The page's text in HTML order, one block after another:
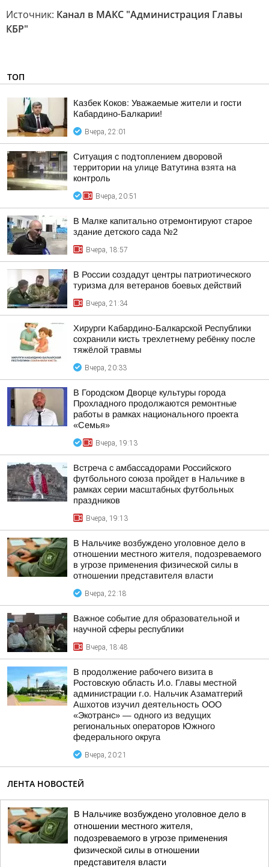
Источник: Канал в МАКС "Администрация Главы
КБР"
ТОП
Казбек Коков: Уважаемые жители и гости
Кабардино-Балкарии!
Вчера, 22:01
Ситуация с подтоплением дворовой
территории на улице Ватутина взята на
контроль
Вчера, 20:51
В Малке капитально отремонтируют старое
здание детского сада №2
Вчера, 18:57
В России создадут центры патриотического
туризма для ветеранов боевых действий
Вчера, 21:34
Хирурги Кабардино-Балкарской Республики
сохранили кисть трехлетнему ребёнку после
тяжёлой травмы
Вчера, 20:33
В Городском Дворце культуры города
Прохладного продолжаются ремонтные
работы в рамках национального проекта
«Семья»
Вчера, 19:13
Встреча с амбассадорами Российского
футбольного союза пройдет в Нальчике в
рамках серии масштабных футбольных
праздников
Вчера, 19:13
В Нальчике возбуждено уголовное дело в
отношении местного жителя, подозреваемого
в угрозе применения физической силы в
отношении представителя власти
Вчера, 22:18
Важное событие для образовательной и
научной сферы республики
Вчера, 18:48
В продолжение рабочего визита в
Ростовскую область И.о. Главы местной
администрации г.о. Нальчик Азаматгерий
Ашхотов изучил деятельность ООО
«Экотранс» — одного из ведущих
региональных операторов Южного
федерального округа
Вчера, 20:21
ЛЕНТА НОВОСТЕЙ
В Нальчике возбуждено уголовное дело в
отношении местного жителя,
подозреваемого в угрозе применения
физической силы в отношении
представителя власти